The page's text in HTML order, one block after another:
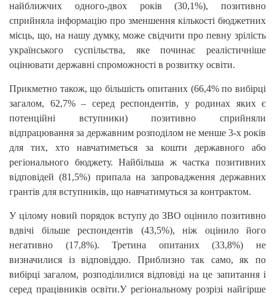
найближчих одного-двох років (30,1%), позитивно
сприйняла інформацію про зменшення кількості бюджетних
місць, що, на нашу думку, може свідчити про певну зрілість
українського суспільства, яке починає реалістичніше
оцінювати державні спроможності в розвитку освіти.
Прикметно також, що більшість опитаних (66,4% по вибірці
загалом, 62,7% – серед респондентів, у родинах яких є
потенційні вступники) позитивно сприйняли
відпрацювання за державним розподілом не менше 3-х років
для тих, хто навчатиметься за кошти державного або
регіонального бюджету. Найбільша ж частка позитивних
відповідей (81,5%) припала на запровадження державних
грантів для вступників, що навчатимуться за контрактом.
У цілому новий порядок вступу до ЗВО оцінило позитивно
вдвічі більше респондентів (43,5%), ніж оцінило його
негативно (17,8%). Третина опитаних (33,8%) не
визначилися із відповіддю. Приблизно так само, як по
вибірці загалом, розподілилися відповіді на це запитання і
серед працівників освіти.У регіональному розрізі найгірше